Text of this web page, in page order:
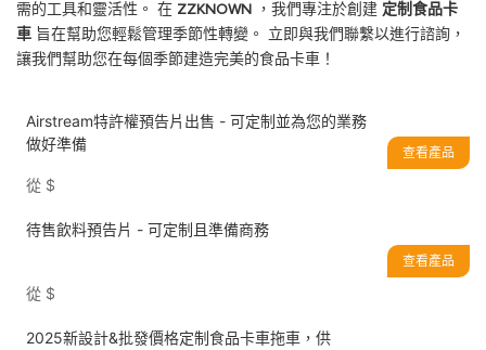
需的工具和靈活性。 在 ZZKNOWN ，我們專注於創建 定制食品卡
車 旨在幫助您輕鬆管理季節性轉變。 立即與我們聯繫以進行諮詢，
讓我們幫助您在每個季節建造完美的食品卡車！
Airstream特許權預告片出售 - 可定制並為您的業務
做好準備
從 $
查看產品
待售飲料預告片 - 可定制且準備商務
從 $
查看產品
2025新設計&批發價格定制食品卡車拖車，供